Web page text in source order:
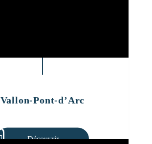
Vallon-Pont-d’Arc
Découvrir